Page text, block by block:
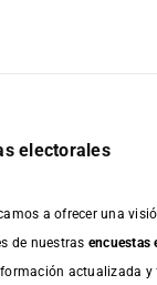
electorales
a ofrecer una
de nuestras encuestas
actualizada y